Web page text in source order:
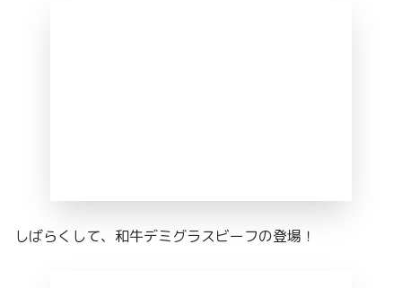
しばらくして、和牛デミグラスビーフの登場！